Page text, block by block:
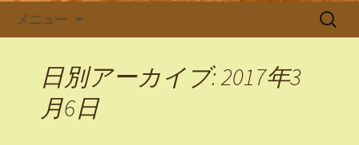
メニュー
検
日別アーカイブ: 2017年3
月6日